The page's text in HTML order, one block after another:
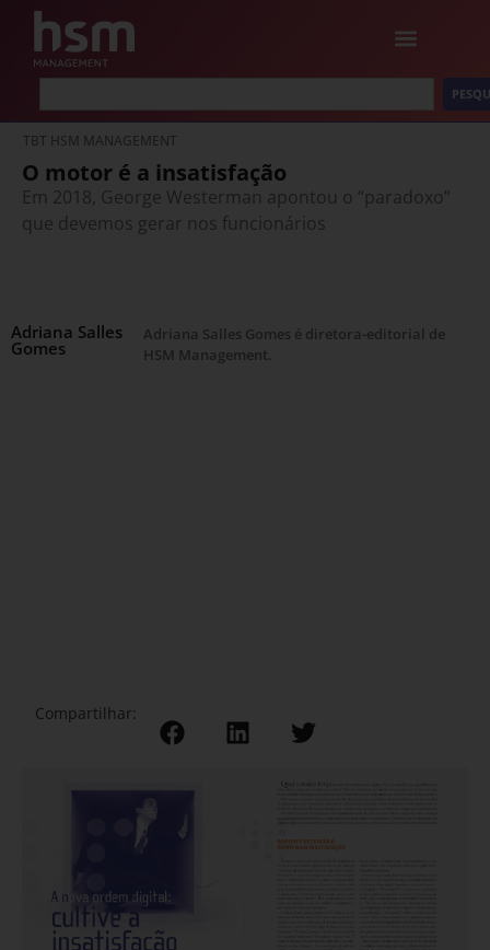
TBT HSM MANAGEMENT
O motor é a insatisfação
Em 2018, George Westerman apontou o “paradoxo”
que devemos gerar nos funcionários
Adriana Salles
Gomes
Adriana Salles Gomes é diretora-editorial de
HSM Management.
Compartilhar: